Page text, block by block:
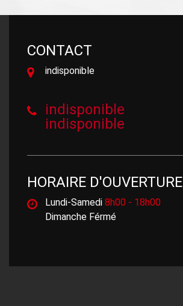
CONTACT
indisponible
indisponible
indisponible
HORAIRE D'OUVERTURE
Lundi-Samedi 8h00 - 18h00
Dimanche Férmé